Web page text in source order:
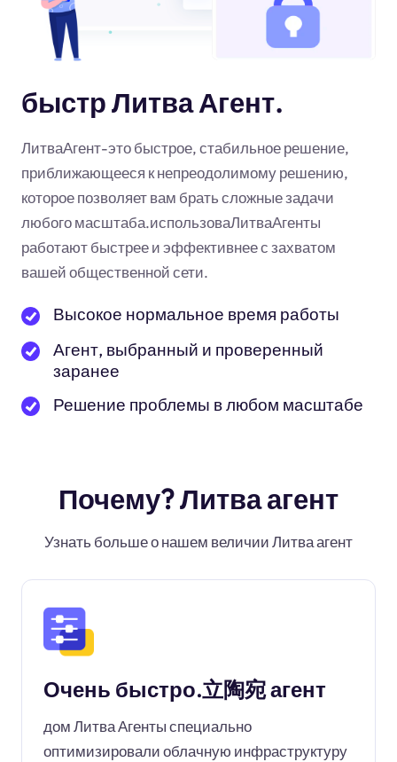
быстр Литва Агент.
ЛитваАгент-это быстрое, стабильное решение,
приближающееся к непреодолимому решению,
которое позволяет вам брать сложные задачи
любого масштаба.использоваЛитваАгенты
работают быстрее и эффективнее с захватом
вашей общественной сети.
Высокое нормальное время работы
Агент, выбранный и проверенный
заранее
Решение проблемы в любом масштабе
Почему? Литва агент
Узнать больше о нашем величии Литва агент
Очень быстро.立陶宛 агент
дом Литва Агенты специально
оптимизировали облачную инфраструктуру